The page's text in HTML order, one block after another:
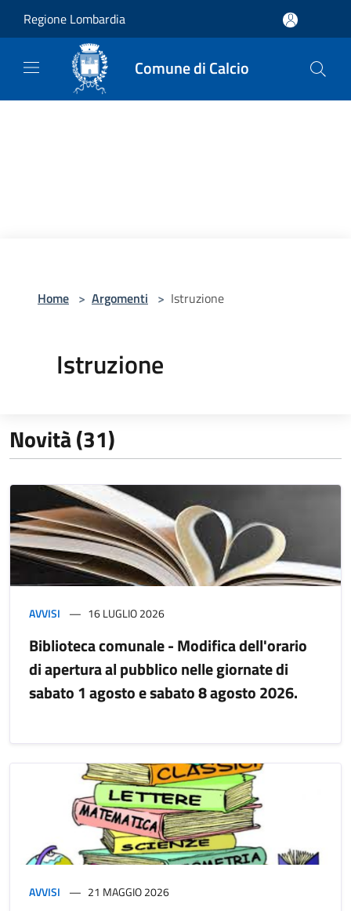
Regione Lombardia
Comune di Calcio
Home > Argomenti > Istruzione
Istruzione
Novità (31)
AVVISI 16 LUGLIO 2026
Biblioteca comunale - Modifica dell'orario
di apertura al pubblico nelle giornate di
sabato 1 agosto e sabato 8 agosto 2026.
AVVISI 21 MAGGIO 2026